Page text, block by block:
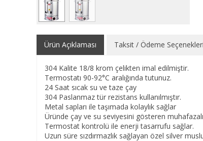
Ürün Açıklaması Taksit / Ödeme Seçenekleri
304 Kalite 18/8 krom çelikten imal edilmiştir.
Termostatı 90-92°C aralığında tutunuz.
24 Saat sıcak su ve taze çay
304 Paslanmaz tür rezistans kullanılmıştır.
Metal sapları ile taşımada kolaylık sağlar
Üründe çay ve su seviyesini gösteren
Termostat kontrolü ile enerji tasarrufu sağlar.
Uzun süre sızdırmazlık sağlayan özel silver